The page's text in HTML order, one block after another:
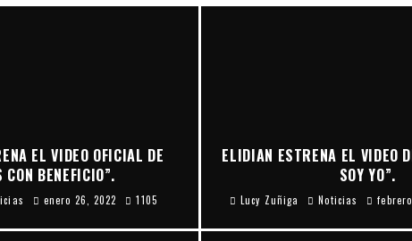
EL VIDEO OFICIAL DE
CON BENEFICIO”.
enero 26, 2022 1105
ELIDIAN ESTRENA EL VIDEO
SOY YO”.
Lucy Zuñiga Noticias